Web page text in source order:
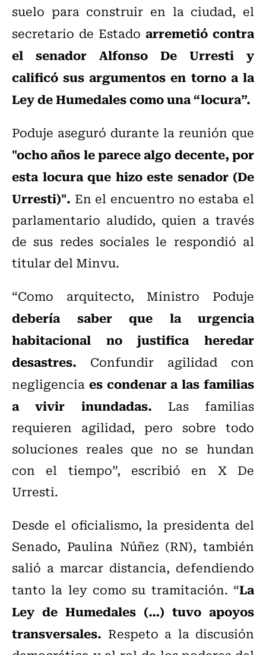
suelo para construir en la ciudad, el
secretario de Estado arremetió contra
el senador Alfonso De Urresti y
calificó sus argumentos en torno a la
Ley de Humedales como una “locura”.
Poduje aseguró durante la reunión que
"ocho años le parece algo decente, por
esta locura que hizo este senador (De
Urresti)". En el encuentro no estaba el
parlamentario aludido, quien a través
de sus redes sociales le respondió al
titular del Minvu.
“Como arquitecto, Ministro Poduje
debería saber que la urgencia
habitacional no justifica heredar
desastres. Confundir agilidad con
negligencia es condenar a las familias
a vivir inundadas. Las familias
requieren agilidad, pero sobre todo
soluciones reales que no se hundan
con el tiempo”, escribió en X De
Urresti.
Desde el oficialismo, la presidenta del
Senado, Paulina Núñez (RN), también
salió a marcar distancia, defendiendo
tanto la ley como su tramitación. “La
Ley de Humedales (…) tuvo apoyos
transversales. Respeto a la discusión